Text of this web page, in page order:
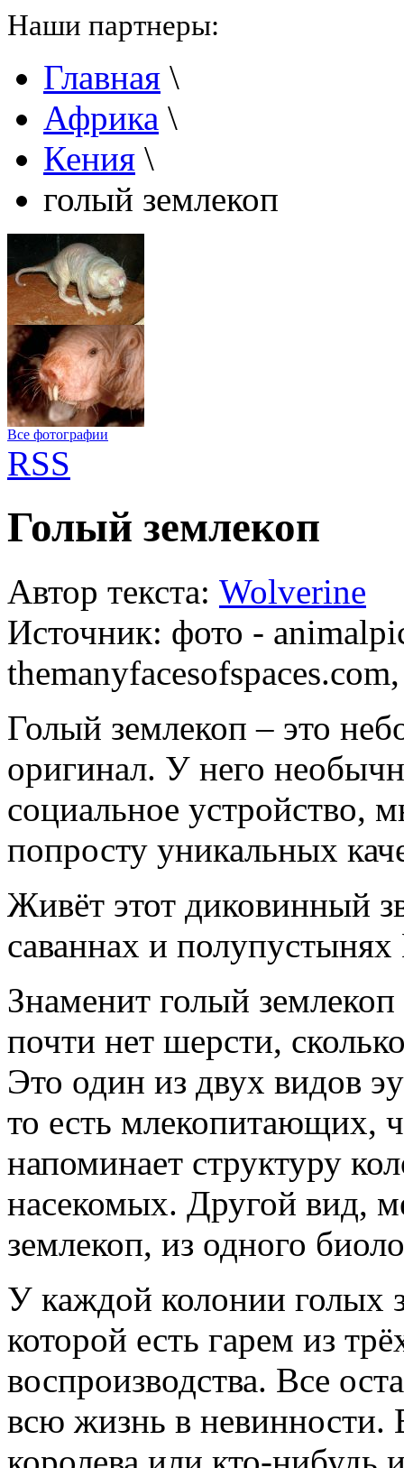
Наши партнеры:
Главная \
Африка \
Кения \
голый землекоп
Все фотографии
RSS
Голый землекоп
Автор текста: Wolverine
Источник: фото -
Голый землекоп – это
оригинал. У него
социальное устройство,
попросту уникальных
Живёт этот диковинный
саваннах и
Знаменит голый
почти нет шерсти,
Это один из двух видов
то есть млекопитающих,
напоминает структуру
насекомых. Другой вид,
землекоп, из одного
У каждой колонии голых
которой есть гарем из
воспроизводства. Все
всю жизнь в невинности.